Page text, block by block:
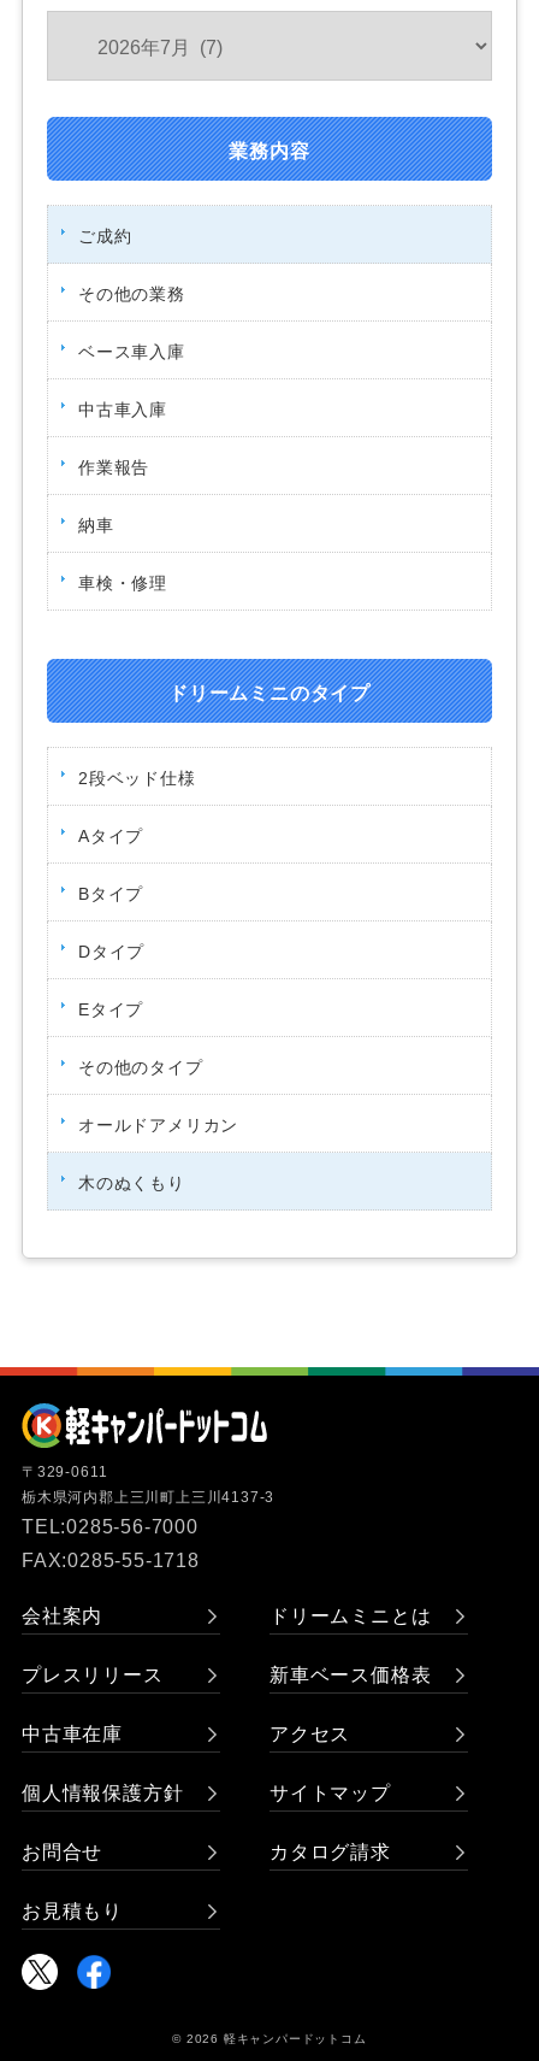
業務内容
ご成約
その他の業務
ベース車入庫
中古車入庫
作業報告
納車
車検・修理
ドリームミニのタイプ
2段ベッド仕様
Aタイプ
Bタイプ
Dタイプ
Eタイプ
その他のタイプ
オールドアメリカン
木のぬくもり
〒329-0611
栃木県河内郡上三川町上三川4137-3
TEL:0285-56-7000
FAX:0285-55-1718
会社案内 ドリームミニとは
プレスリリース 新車ベース価格表
中古車在庫 アクセス
個人情報保護方針 サイトマップ
お問合せ カタログ請求
お見積もり
© 2026 軽キャンパードットコム